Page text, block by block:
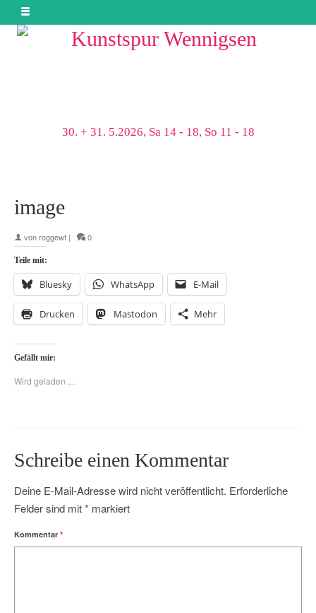
30. + 31. 5.2026, Sa 14 - 18, So 11 - 18
image
vonroggewf | 0
Teile mit:
Bluesky WhatsApp E-Mail
Drucken Mastodon Mehr
Gefällt mir:
Wird geladen …
Schreibe einen Kommentar
Deine E-Mail-Adresse wird nicht veröffentlicht. Erforderliche
Felder sind mit* markiert
Kommentar *